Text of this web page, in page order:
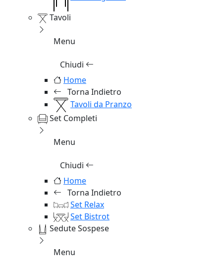
Tavoli
Menu
Chiudi
Home
Torna Indietro
Tavoli da Pranzo
Set Completi
Menu
Chiudi
Home
Torna Indietro
Set Relax
Set Bistrot
Sedute Sospese
Menu